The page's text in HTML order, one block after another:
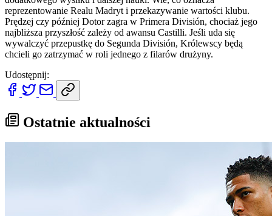
reprezentowanie Realu Madryt i przekazywanie wartości klubu.
Prędzej czy później Dotor zagra w Primera División, chociaż jego
najbliższa przyszłość zależy od awansu Castilli. Jeśli uda się
wywalczyć przepustkę do Segunda División, Królewscy będą
chcieli go zatrzymać w roli jednego z filarów drużyny.
Udostępnij:
Ostatnie aktualności